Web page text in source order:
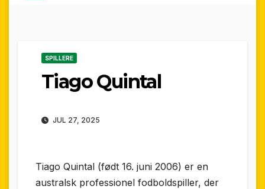
SPILLERE
Tiago Quintal
JUL 27, 2025
Tiago Quintal (født 16. juni 2006) er en
australsk professionel fodboldspiller, der